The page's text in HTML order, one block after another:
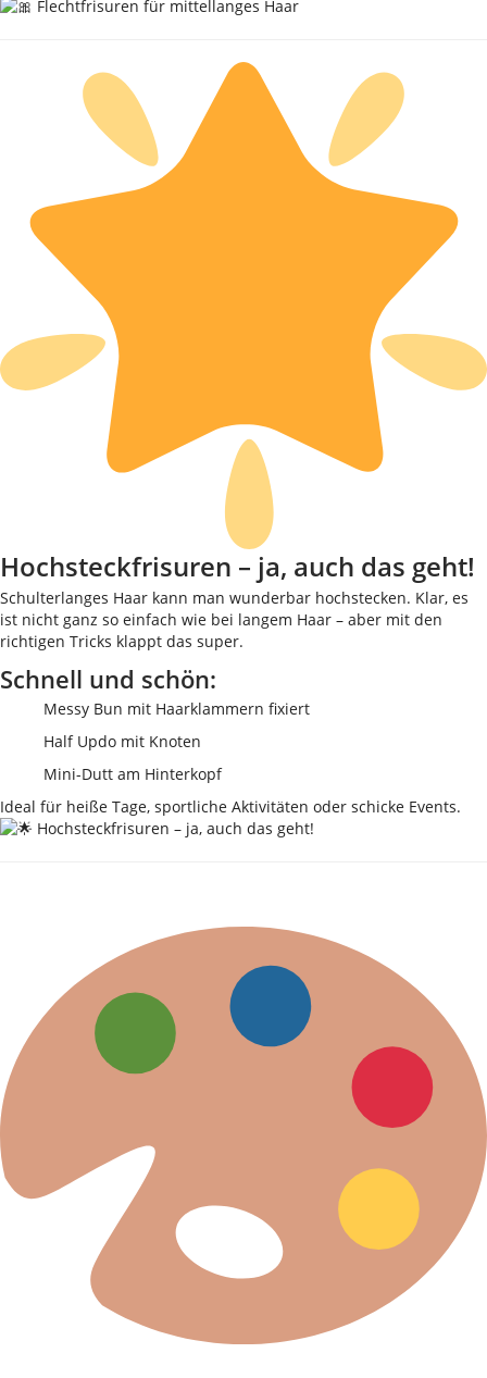
Hochsteckfrisuren – ja, auch das geht!
Schulterlanges Haar kann man wunderbar hochstecken. Klar, es
ist nicht ganz so einfach wie bei langem Haar – aber mit den
richtigen Tricks klappt das super.
Schnell und schön:
Messy Bun mit Haarklammern fixiert
Half Updo mit Knoten
Mini-Dutt am Hinterkopf
Ideal für heiße Tage, sportliche Aktivitäten oder schicke Events.